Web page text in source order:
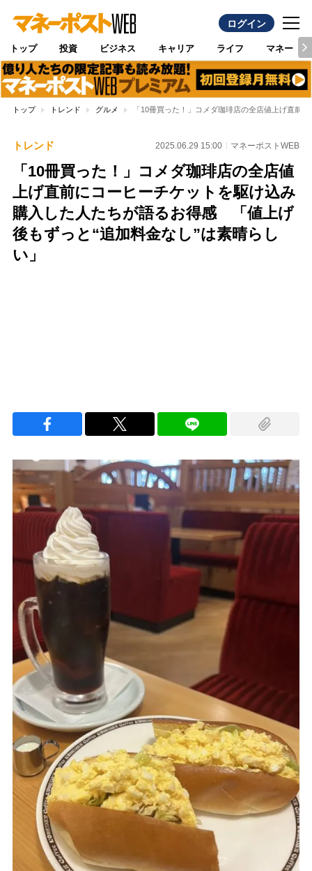
ログイン
トップ 投資 ビジネス キャリア ライフ マネー
トップ トレンド グルメ 「10冊買った！」コメダ珈琲店の全店値上げ直前
トレンド 2025.06.29 15:00 マネーポストWEB
「10冊買った！」コメダ珈琲店の全店値
上げ直前にコーヒーチケットを駆け込み
購入した人たちが語るお得感 「値上げ
後もずっと“追加料金なし”は素晴らし
い」